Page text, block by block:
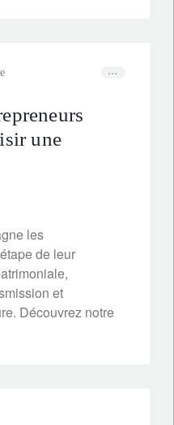
une
les
de leur
et
Découvrez notre